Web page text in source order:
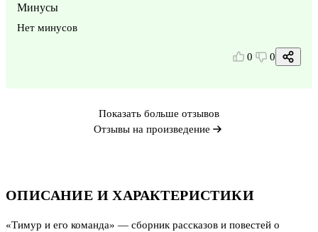
ОПИСАНИЕ И ХАРАКТЕРИСТИКИ
«Тимур и его команда» — сборник рассказов и повестей о
Минусы
Нет минусов
0 0
Показать больше отзывов
Отзывы на произведение